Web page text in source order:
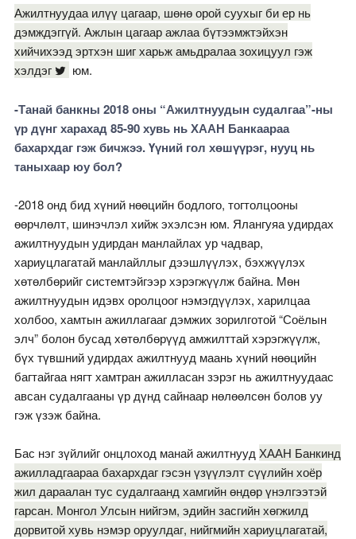
Ажилтнуудаа илүү цагаар, шөнө орой суухыг би ер нь
дэмждэггүй. Ажлын цагаар ажлаа бүтээмжтэйхэн
хийчихээд эртхэн шиг харьж амьдралаа зохицуул гэж
хэлдэг
юм.
-Танай банкны 2018 оны “Ажилтнуудын судалгаа”-ны
үр дүнг харахад 85-90 хувь нь ХААН Банкаараа
бахархдаг гэж бичжээ. Үүний гол хөшүүрэг, нууц нь
таныхаар юу бол?
-2018 онд бид хүний нөөцийн бодлого, тогтолцооны
өөрчлөлт, шинэчлэл хийж эхэлсэн юм. Ялангуяа удирдах
ажилтнуудын удирдан манлайлах ур чадвар,
хариуцлагатай манлайллыг дээшлүүлэх, бэхжүүлэх
хөтөлбөрийг системтэйгээр хэрэгжүүлж байна. Мөн
ажилтнуудын идэвх оролцоог нэмэгдүүлэх, харилцаа
холбоо, хамтын ажиллагааг дэмжих зорилготой “Соёлын
элч” болон бусад хөтөлбөрүүд амжилттай хэрэгжүүлж,
бүх түвшний удирдах ажилтнууд маань хүний нөөцийн
багтайгаа нягт хамтран ажилласан зэрэг нь ажилтнуудаас
авсан судалгааны үр дүнд сайнаар нөлөөлсөн болов уу
гэж үзэж байна.
Бас нэг зүйлийг онцлоход манай ажилтнууд ХААН Банкинд
ажилладгаараа бахархдаг гэсэн үзүүлэлт сүүлийн хоёр
жил дараалан тус судалгаанд хамгийн өндөр үнэлгээтэй
гарсан. Монгол Улсын нийгэм, эдийн засгийн хөгжилд
дорвитой хувь нэмэр оруулдаг, нийгмийн хариуцлагатай,